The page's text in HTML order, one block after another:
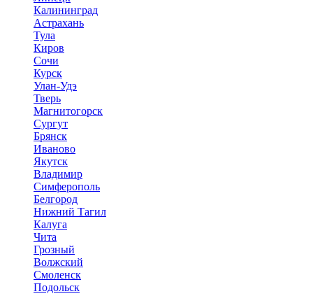
Калининград
Астрахань
Тула
Киров
Сочи
Курск
Улан-Удэ
Тверь
Магнитогорск
Сургут
Брянск
Иваново
Якутск
Владимир
Симферополь
Белгород
Нижний Тагил
Калуга
Чита
Грозный
Волжский
Смоленск
Подольск